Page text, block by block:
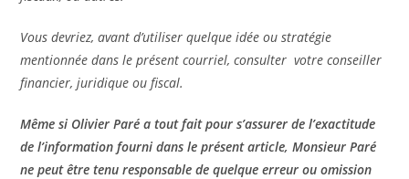
Vous devriez, avant d’utiliser quelque idée ou stratégie
mentionnée dans le présent courriel, consulter votre conseiller
financier, juridique ou fiscal.
Même si Olivier Paré a tout fait pour s’assurer de l’exactitude
de l’information fourni dans le présent article, Monsieur Paré
ne peut être tenu responsable de quelque erreur ou omission